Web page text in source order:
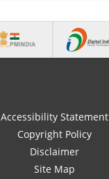
Accessibility Statement
Copyright Policy
Disclaimer
Site Map